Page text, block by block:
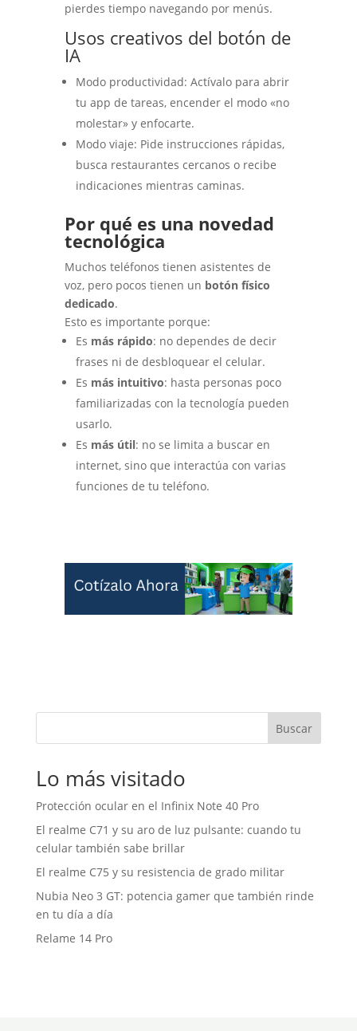
pierdes tiempo navegando por menús.
Usos creativos del botón de
IA
Modo productividad: Actívalo para abrir
tu app de tareas, encender el modo «no
molestar» y enfocarte.
Modo viaje: Pide instrucciones rápidas,
busca restaurantes cercanos o recibe
indicaciones mientras caminas.
Por qué es una novedad
tecnológica
Muchos teléfonos tienen asistentes de
voz, pero pocos tienen un botón físico
dedicado.
Esto es importante porque:
Es más rápido: no dependes de decir
frases ni de desbloquear el celular.
Es más intuitivo: hasta personas poco
familiarizadas con la tecnología pueden
usarlo.
Es más útil: no se limita a buscar en
internet, sino que interactúa con varias
funciones de tu teléfono.
Buscar
Lo más visitado
Protección ocular en el Infinix Note 40 Pro
El realme C71 y su aro de luz pulsante: cuando tu
celular también sabe brillar
El realme C75 y su resistencia de grado militar
Nubia Neo 3 GT: potencia gamer que también rinde
en tu día a día
Relame 14 Pro